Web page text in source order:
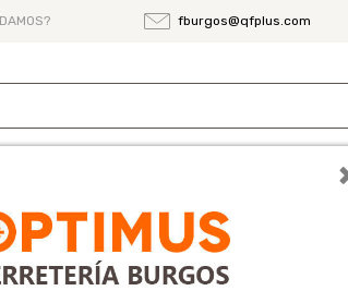
fburgos@qfplus.com